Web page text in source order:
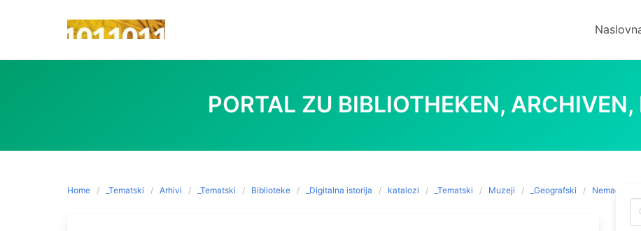
PORTAL ZU BIBLIOTHEKEN, ARCHIVEN,
Home _Tematski Arhivi _Tematski Biblioteke _Digitalna istorija katalozi _Tematski Muzeji _Geografski Nemačka